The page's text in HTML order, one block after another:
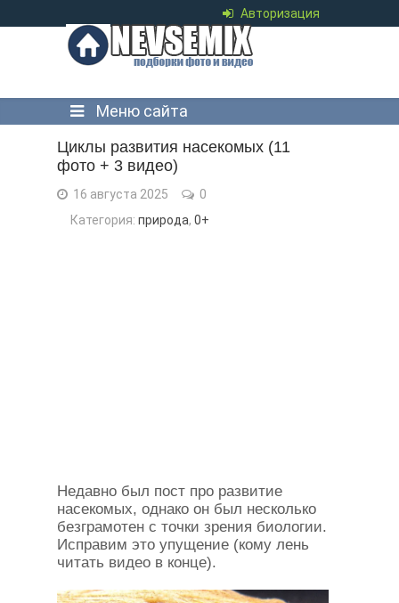
Авторизация
Меню сайта
Циклы развития насекомых (11
фото + 3 видео)
16 августа 2025
0
Категория: природа, 0+
Недавно был пост про развитие
насекомых, однако он был несколько
безграмотен с точки зрения биологии.
Исправим это упущение (кому лень
читать видео в конце).